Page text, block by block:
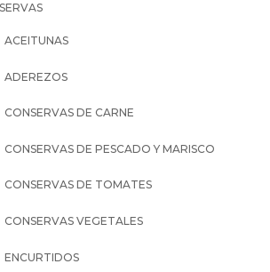
ACEITUNAS
ADEREZOS
CONSERVAS DE CARNE
CONSERVAS DE PESCADO Y MARISCO
CONSERVAS DE TOMATES
CONSERVAS VEGETALES
ENCURTIDOS